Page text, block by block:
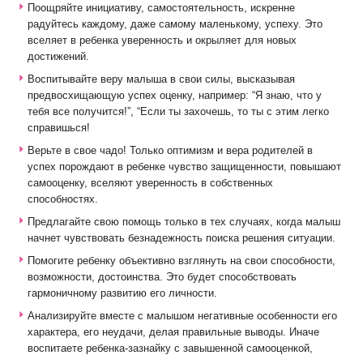
Поощряйте инициативу, самостоятельность, искренне
радуйтесь каждому, даже самому маленькому, успеху. Это
вселяет в ребенка уверенность и окрыляет для новых
достижений.
Воспитывайте веру малыша в свои силы, высказывая
предвосхищающую успех оценку, например: “Я знаю, что у
тебя все получится!”, “Если ты захочешь, то ты с этим легко
справишься!
Верьте в свое чадо! Только оптимизм и вера родителей в
успех порождают в ребенке чувство защищенности, повышают
самооценку, вселяют уверенность в собственных
способностях.
Предлагайте свою помощь только в тех случаях, когда малыш
начнет чувствовать безнадежность поиска решения ситуации.
Помогите ребенку объективно взглянуть на свои способности,
возможности, достоинства. Это будет способствовать
гармоничному развитию его личности.
Анализируйте вместе с малышом негативные особенности его
характера, его неудачи, делая правильные выводы. Иначе
воспитаете ребенка-зазнайку с завышенной самооценкой,